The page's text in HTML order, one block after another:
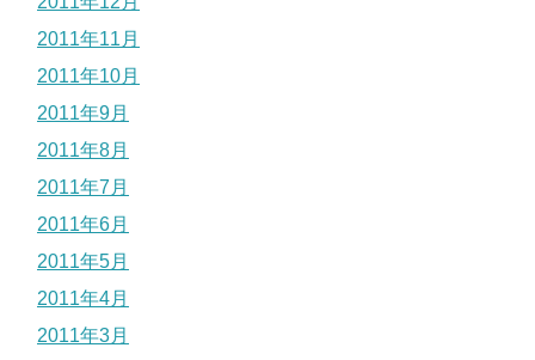
2011年11月
2011年10月
2011年9月
2011年8月
2011年7月
2011年6月
2011年5月
2011年4月
2011年3月